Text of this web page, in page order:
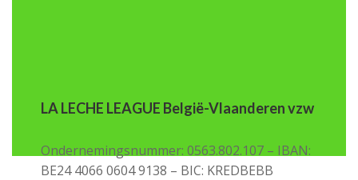
LA LECHE LEAGUE België-Vlaanderen vzw
Ondernemingsnummer: 0563.802.107 – IBAN:
BE24 4066 0604 9138 – BIC: KREDBEBB